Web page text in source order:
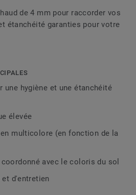
de 4 mm pour raccorder vos
étanchéité garanties pour votre
une hygiène et une étanchéité
élevée
multicolore (en fonction de la
avec le coloris du sol
d'entretien